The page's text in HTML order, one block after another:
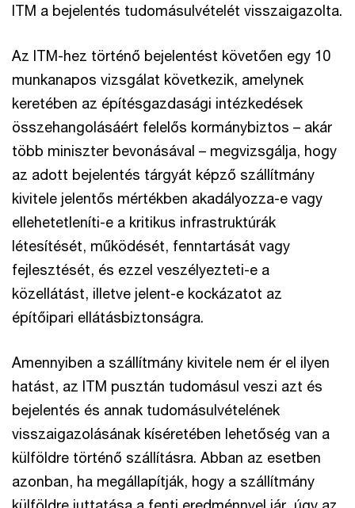
ITM a bejelentés tudomásulvételét visszaigazolta.
Az ITM-hez történő bejelentést követően egy 10
munkanapos vizsgálat következik, amelynek
keretében az építésgazdasági intézkedések
összehangolásáért felelős kormánybiztos – akár
több miniszter bevonásával – megvizsgálja, hogy
az adott bejelentés tárgyát képző szállítmány
kivitele jelentős mértékben akadályozza-e vagy
ellehetetleníti-e a kritikus infrastruktúrák
létesítését, működését, fenntartását vagy
fejlesztését, és ezzel veszélyezteti-e a
közellátást, illetve jelent-e kockázatot az
építőipari ellátásbiztonságra.
Amennyiben a szállítmány kivitele nem ér el ilyen
hatást, az ITM pusztán tudomásul veszi azt és
bejelentés és annak tudomásulvételének
visszaigazolásának kíséretében lehetőség van a
külföldre történő szállításra. Abban az esetben
azonban, ha megállapítják, hogy a szállítmány